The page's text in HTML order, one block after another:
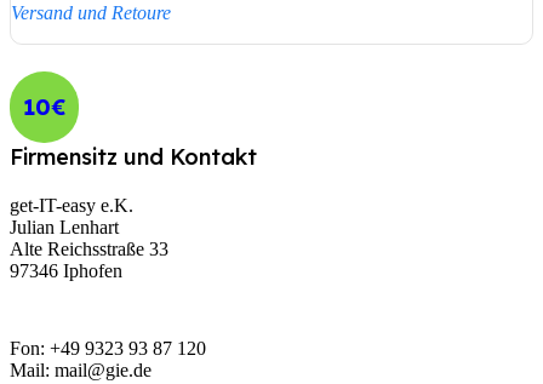
Versand und Retoure
10€
Firmensitz und Kontakt
get-IT-easy e.K.
Julian Lenhart
Alte Reichsstraße 33
97346 Iphofen
Fon: +49 9323 93 87 120
Mail: mail@gie.de